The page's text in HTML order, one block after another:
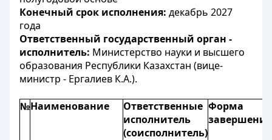
Конечный срок исполнения: декабрь 2027
года
Ответственный государственный орган -
исполнитель: Министерство науки и высшего
образования Республики Казахстан (вице-
министр - Ергалиев К.А.).
№Наименование
Ответственные
исполнитель
(соисполнитель)
Форма
завершения